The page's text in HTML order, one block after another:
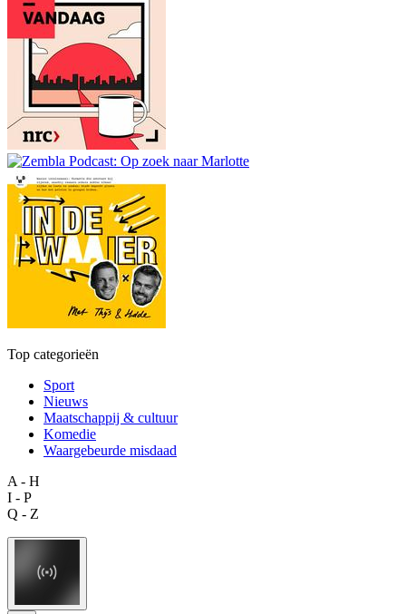
Top categorieën
Sport
Nieuws
Maatschappij & cultuur
Komedie
Waargebeurde misdaad
A - H
I - P
Q - Z